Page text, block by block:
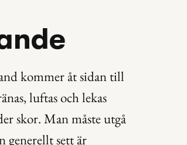
kommer åt sidan till
luftas och lekas
skor. Man måste utgå
generellt sett är